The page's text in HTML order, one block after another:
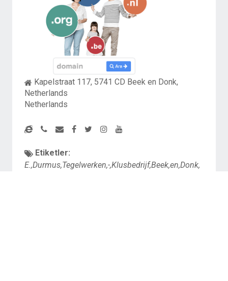
Kapelstraat 117, 5741 CD Beek en Donk,
Netherlands
Netherlands
Etiketler:
E.,Durmus,Tegelwerken,-,Klusbedrijf,Beek,en,Donk,